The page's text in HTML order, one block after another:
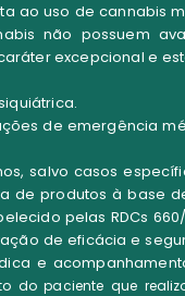
ao uso de cannabis
não possuem
excepcional e
de emergência
salvo casos
de produtos à base
pelas RDCs
de eficácia e
e
do paciente que